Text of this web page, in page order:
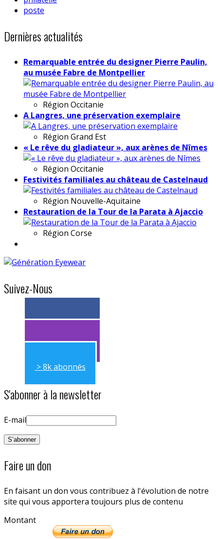
poste
Dernières actualités
Remarquable entrée du designer Pierre Paulin,
au musée Fabre de Montpellier
Région Occitanie
A Langres, une préservation exemplaire
Région Grand Est
« Le rêve du gladiateur », aux arènes de Nîmes
Région Occitanie
Festivités familiales au château de Castelnaud
Région Nouvelle-Aquitaine
Restauration de la Tour de la Parata à Ajaccio
Région Corse
Suivez-Nous
> 11k abonnés
> 11k abonnés
> 8k abonnés
S'abonner à la newsletter
E-mail
Faire un don
En faisant un don vous contribuez à l'évolution de notre
site qui vous apportera toujours plus de contenu
Montant